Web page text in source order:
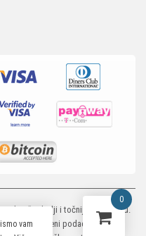
dati što bolji i točniji opis i sliku.
svi navedeni podaci i slike u
0
vam